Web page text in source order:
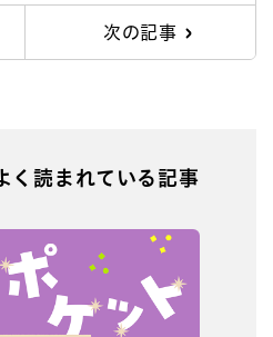
次の記事
く読まれている記事